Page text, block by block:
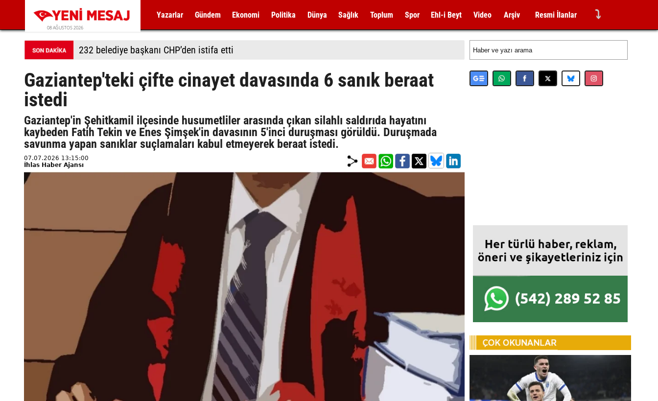
08 AĞUSTOS 2026
Yazarlar Gündem Ekonomi Politika Dünya Sağlık Toplum Spor Ehl-i Beyt Video Arşiv Resmi İlanlar ⤵
232 belediye başkanı CHP’den istifa etti
Gaziantep'teki çifte cinayet davasında 6 sanık beraat
istedi
Gaziantep'in Şehitkamil ilçesinde husumetliler arasında çıkan silahlı saldırıda hayatını
kaybeden Fatih Tekin ve Enes Şimşek'in davasının 5'inci duruşması görüldü. Duruşmada
savunma yapan sanıklar suçlamaları kabul etmeyerek beraat istedi.
07.07.2026 13:15:00
İhlas Haber Ajansı